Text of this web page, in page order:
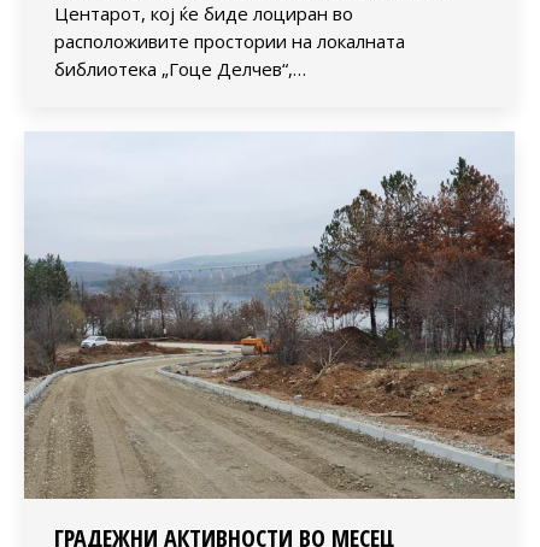
Центарот, кој ќе биде лоциран во
расположивите простории на локалната
библиотека „Гоце Делчев“,…
ГРАДЕЖНИ АКТИВНОСТИ ВО МЕСЕЦ